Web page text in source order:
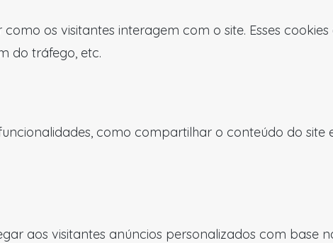
os visitantes interagem com o site. Esses
do tráfego, etc.
como compartilhar o conteúdo do
aos visitantes anúncios personalizados com base